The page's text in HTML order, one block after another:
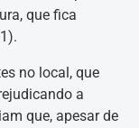
que fica
no local, que
a
que, apesar de